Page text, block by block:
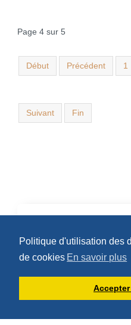
Politique d'utilisation des
de cookies En savoir plus
Accepter
Page 4 sur 5
Début Précédent 1
Suivant Fin
Aucun évènement